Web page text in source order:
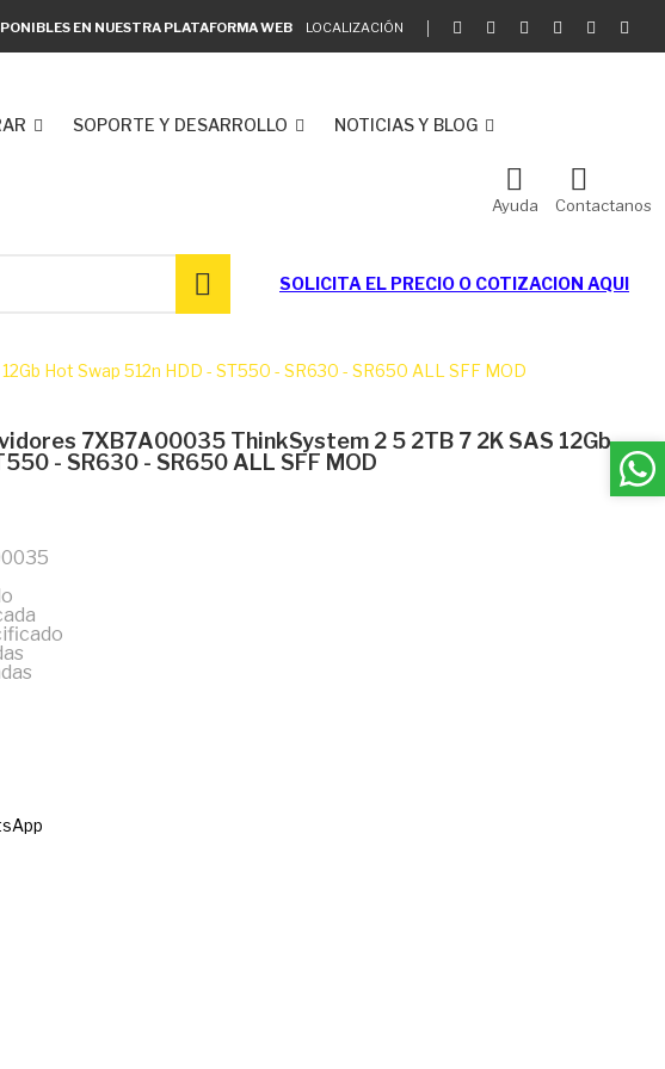
EN NUESTRA PLATAFORMA WEB LOCALIZACIÓN
SOPORTE Y DESARROLLO NOTICIAS Y BLOG
Ayuda Contactanos
SOLICITA EL PRECIO O COTIZACION AQUI
Hot Swap 512n HDD - ST550 - SR630 - SR650 ALL SFF MOD
7XB7A00035 ThinkSystem 2 5 2TB 7 2K SAS 12Gb
- SR630 - SR650 ALL SFF MOD